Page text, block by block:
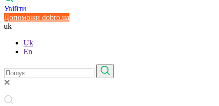
Увійти
Допоможи dobro.ua
uk
Uk
En